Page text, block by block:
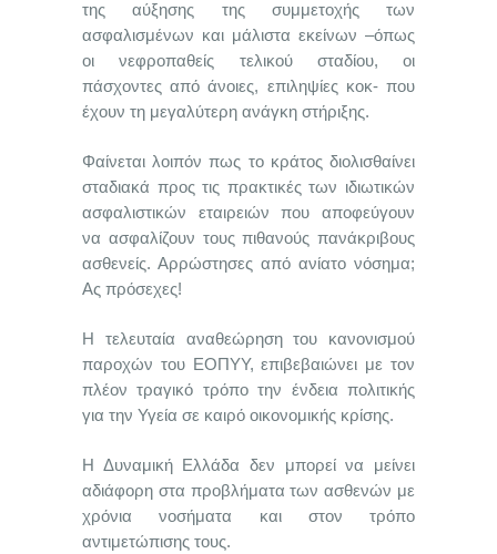
της αύξησης της συμμετοχής των
ασφαλισμένων και μάλιστα εκείνων –όπως
οι νεφροπαθείς τελικού σταδίου, οι
πάσχοντες από άνοιες, επιληψίες κοκ- που
έχουν τη μεγαλύτερη ανάγκη στήριξης.
Φαίνεται λοιπόν πως το κράτος διολισθαίνει
σταδιακά προς τις πρακτικές των ιδιωτικών
ασφαλιστικών εταιρειών που αποφεύγουν
να ασφαλίζουν τους πιθανούς πανάκριβους
ασθενείς. Αρρώστησες από ανίατο νόσημα;
Ας πρόσεχες!
Η τελευταία αναθεώρηση του κανονισμού
παροχών του ΕΟΠΥΥ, επιβεβαιώνει με τον
πλέον τραγικό τρόπο την ένδεια πολιτικής
για την Υγεία σε καιρό οικονομικής κρίσης.
Η Δυναμική Ελλάδα δεν μπορεί να μείνει
αδιάφορη στα προβλήματα των ασθενών με
χρόνια νοσήματα και στον τρόπο
αντιμετώπισης τους.